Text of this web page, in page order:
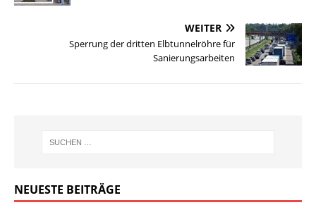
WEITER
Sperrung der dritten Elbtunnelröhre für
Sanierungsarbeiten
NEUESTE BEITRÄGE